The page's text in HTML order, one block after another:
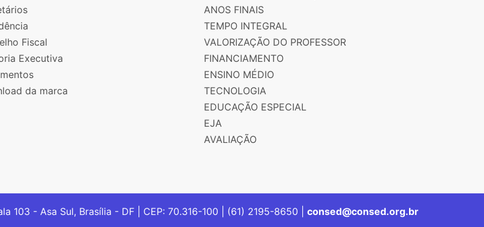
Fiscal
Executiva
da marca
ANOS FINAIS
TEMPO INTEGRAL
VALORIZAÇÃO DO PROFESSOR
FINANCIAMENTO
ENSINO MÉDIO
TECNOLOGIA
EDUCAÇÃO ESPECIAL
EJA
AVALIAÇÃO
103 - Asa Sul, Brasília - DF | CEP: 70.316-100 | (61) 2195-8650 | consed@consed.org.br